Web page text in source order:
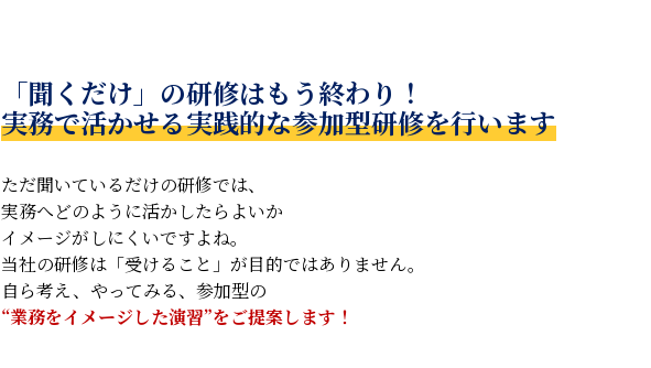
「聞くだけ」の研修はもう終わり！
実務で活かせる実践的な参加型研修を行います
ただ聞いているだけの研修では、
実務へどのように活かしたらよいか
イメージがしにくいですよね。
当社の研修は「受けること」が目的ではありません。
自ら考え、やってみる、参加型の
“業務をイメージした演習”をご提案します！